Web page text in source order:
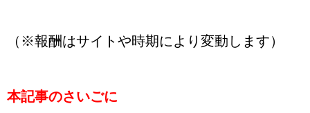
（※報酬はサイトや時期により変動します）
本記事のさいごに